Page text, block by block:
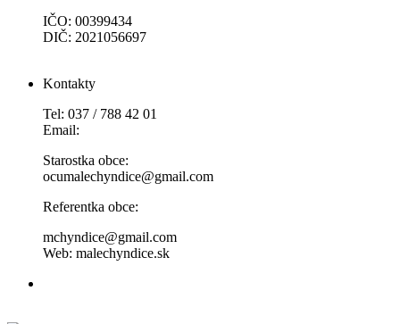
IČO: 00399434
DIČ: 2021056697
Kontakty
Tel: 037 / 788 42 01
Email:
Starostka obce:
ocumalechyndice@gmail.com
Referentka obce:
mchyndice@gmail.com
Web: malechyndice.sk